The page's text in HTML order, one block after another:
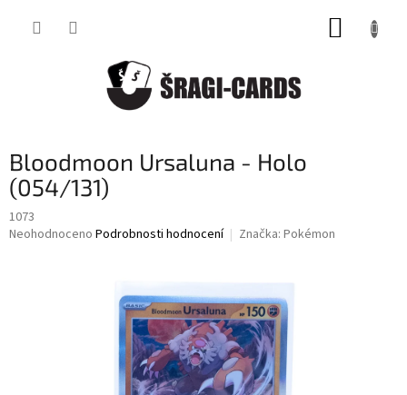
Bloodmoon Ursaluna - Holo
(054/131)
1073
Průměrné
Neohodnoceno Podrobnosti hodnocení Značka: Pokémon